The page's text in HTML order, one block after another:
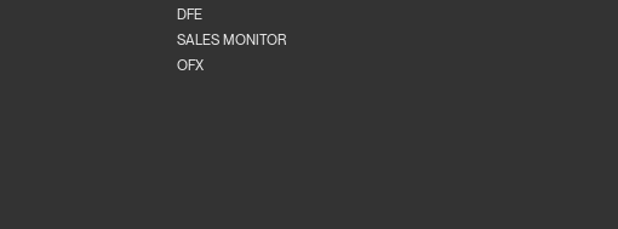
DFE
SALES MONITOR
OFX